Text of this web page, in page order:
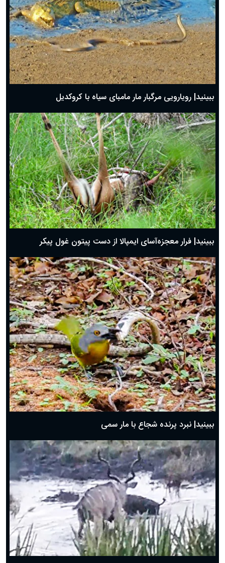
ببینید| رویارویی مرگبار مار مامبای سیاه با کروکدیل
ببینید| فرار معجزه‌آسای ایمپالا از دست پیتون غول پیکر
ببینید| نبرد پرنده شجاع با مار سمی